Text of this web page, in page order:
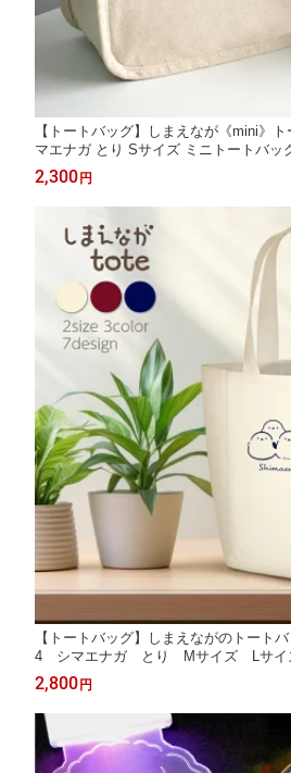
【トートバッグ】しまえなが《mini》
マエナガ とり Sサイズ ミニトートバッ
トート お弁当 かわいいイラスト オリジ
ゼント ギフト
2,300 円
【トートバッグ】しまえながのトート
4 シマエナガ とり Mサイズ Lサイ
グ おさんぽトート かわいいイラス
メイド プレゼント ギフト
2,800 円